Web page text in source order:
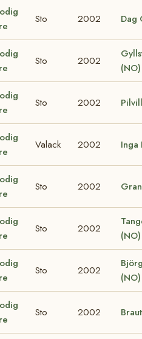
Sto 2002 Dag
Sto 2002
(NO)
Sto 2002
Valack 2002 Inga
Sto 2002
Sto 2002
(NO)
Sto 2002
(NO)
Sto 2002